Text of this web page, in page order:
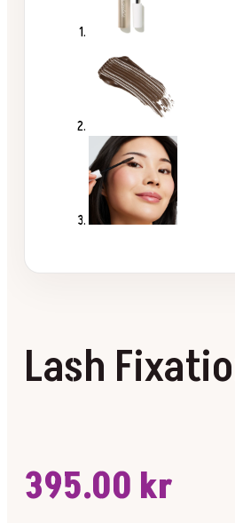
Lash
395.00 kr